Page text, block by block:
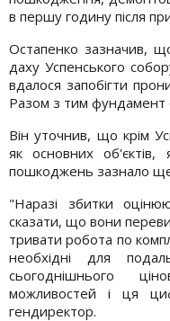
в першу годину після
Остапенко зазначив,
даху Успенського
вдалося запобігти
Разом з тим
Він уточнив, що крім
як основних об'єктів,
пошкоджень зазнало ще
"Наразі збитки
сказати, що вони
тривати робота по
необхідні для
сьогоднішнього
можливостей і ця
гендиректор.